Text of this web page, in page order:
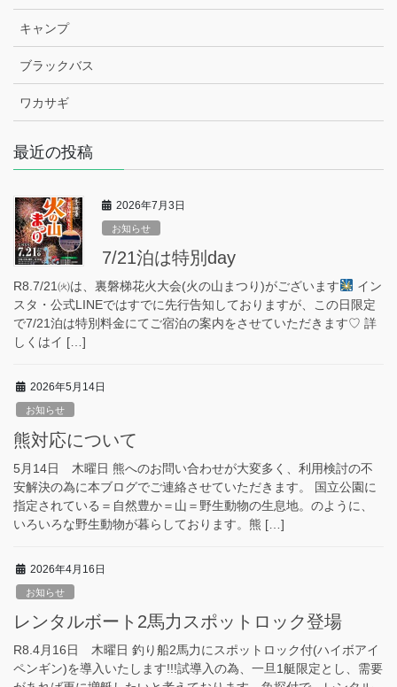
キャンプ
ブラックバス
ワカサギ
最近の投稿
2026年7月3日
お知らせ
7/21泊は特別day
R8.7/21㈫は、裏磐梯花火大会(火の山まつり)がございます
イン
スタ・公式LINEではすでに先行告知しておりますが、この日限定
で7/21泊は特別料金にてご宿泊の案内をさせていただきます♡ 詳
しくはイ […]
2026年5月14日
お知らせ
熊対応について
5月14日 木曜日 熊へのお問い合わせが大変多く、利用検討の不
安解決の為に本ブログでご連絡させていただきます。 国立公園に
指定されている＝自然豊か＝山＝野生動物の生息地。のように、
いろいろな野生動物が暮らしております。熊 […]
2026年4月16日
お知らせ
レンタルボート2馬力スポットロック登場
R8.4月16日 木曜日 釣り船2馬力にスポットロック付(ハイボアイ
ペンギン)を導入いたします!!!試導入の為、一旦1艇限定とし、需要